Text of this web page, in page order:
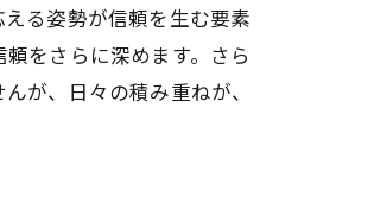
る姿勢が信頼を生む要素
をさらに深めます。さら
が、日々の積み重ねが、